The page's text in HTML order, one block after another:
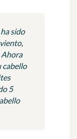
sido
Ahora
cabello
5